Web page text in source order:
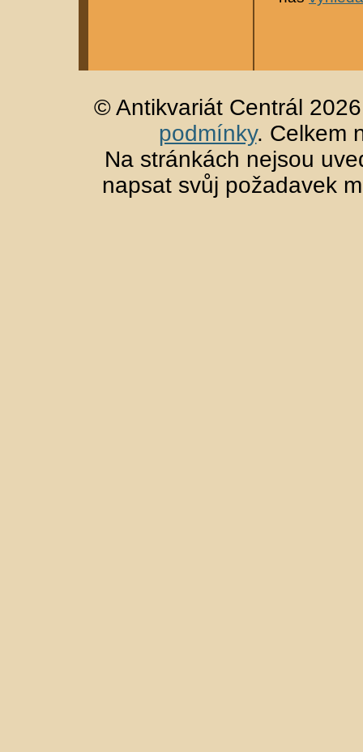
© Antikvariát Centrál
podmínky. Celkem
Na stránkách nejsou
napsat svůj požadavek